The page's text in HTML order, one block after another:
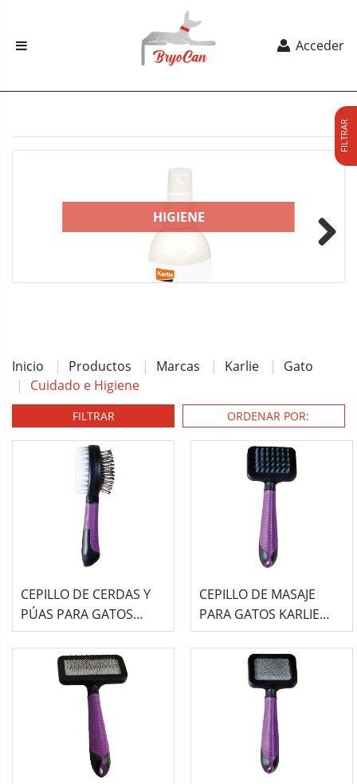
Acceder
HIGIENE
Inicio Productos Marcas Karlie
Gato
Cuidado e Higiene
FILTRAR
FILTRAR
CEPILLO DE CERDAS Y
PÚAS PARA GATOS
KARLIE 2 EN 1
CEPILLO DE MASAJE
PARA GATOS KARLIE
CON MANGO